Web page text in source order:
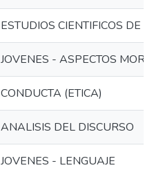
ESTUDIOS CIENTIFICOS DE
JOVENES - ASPECTOS
CONDUCTA (ETICA)
ANALISIS DEL DISCURSO
JOVENES - LENGUAJE